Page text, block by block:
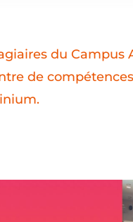
du
de